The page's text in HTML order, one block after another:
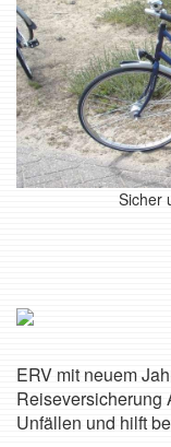
Sicher
ERV mit neuem
Reiseversicherung
Unfällen und hilft